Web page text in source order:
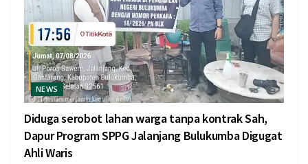
NEWS
Diduga serobot lahan warga tanpa kontrak Sah,
Dapur Program SPPG Jalanjang Bulukumba Digugat
Ahli Waris